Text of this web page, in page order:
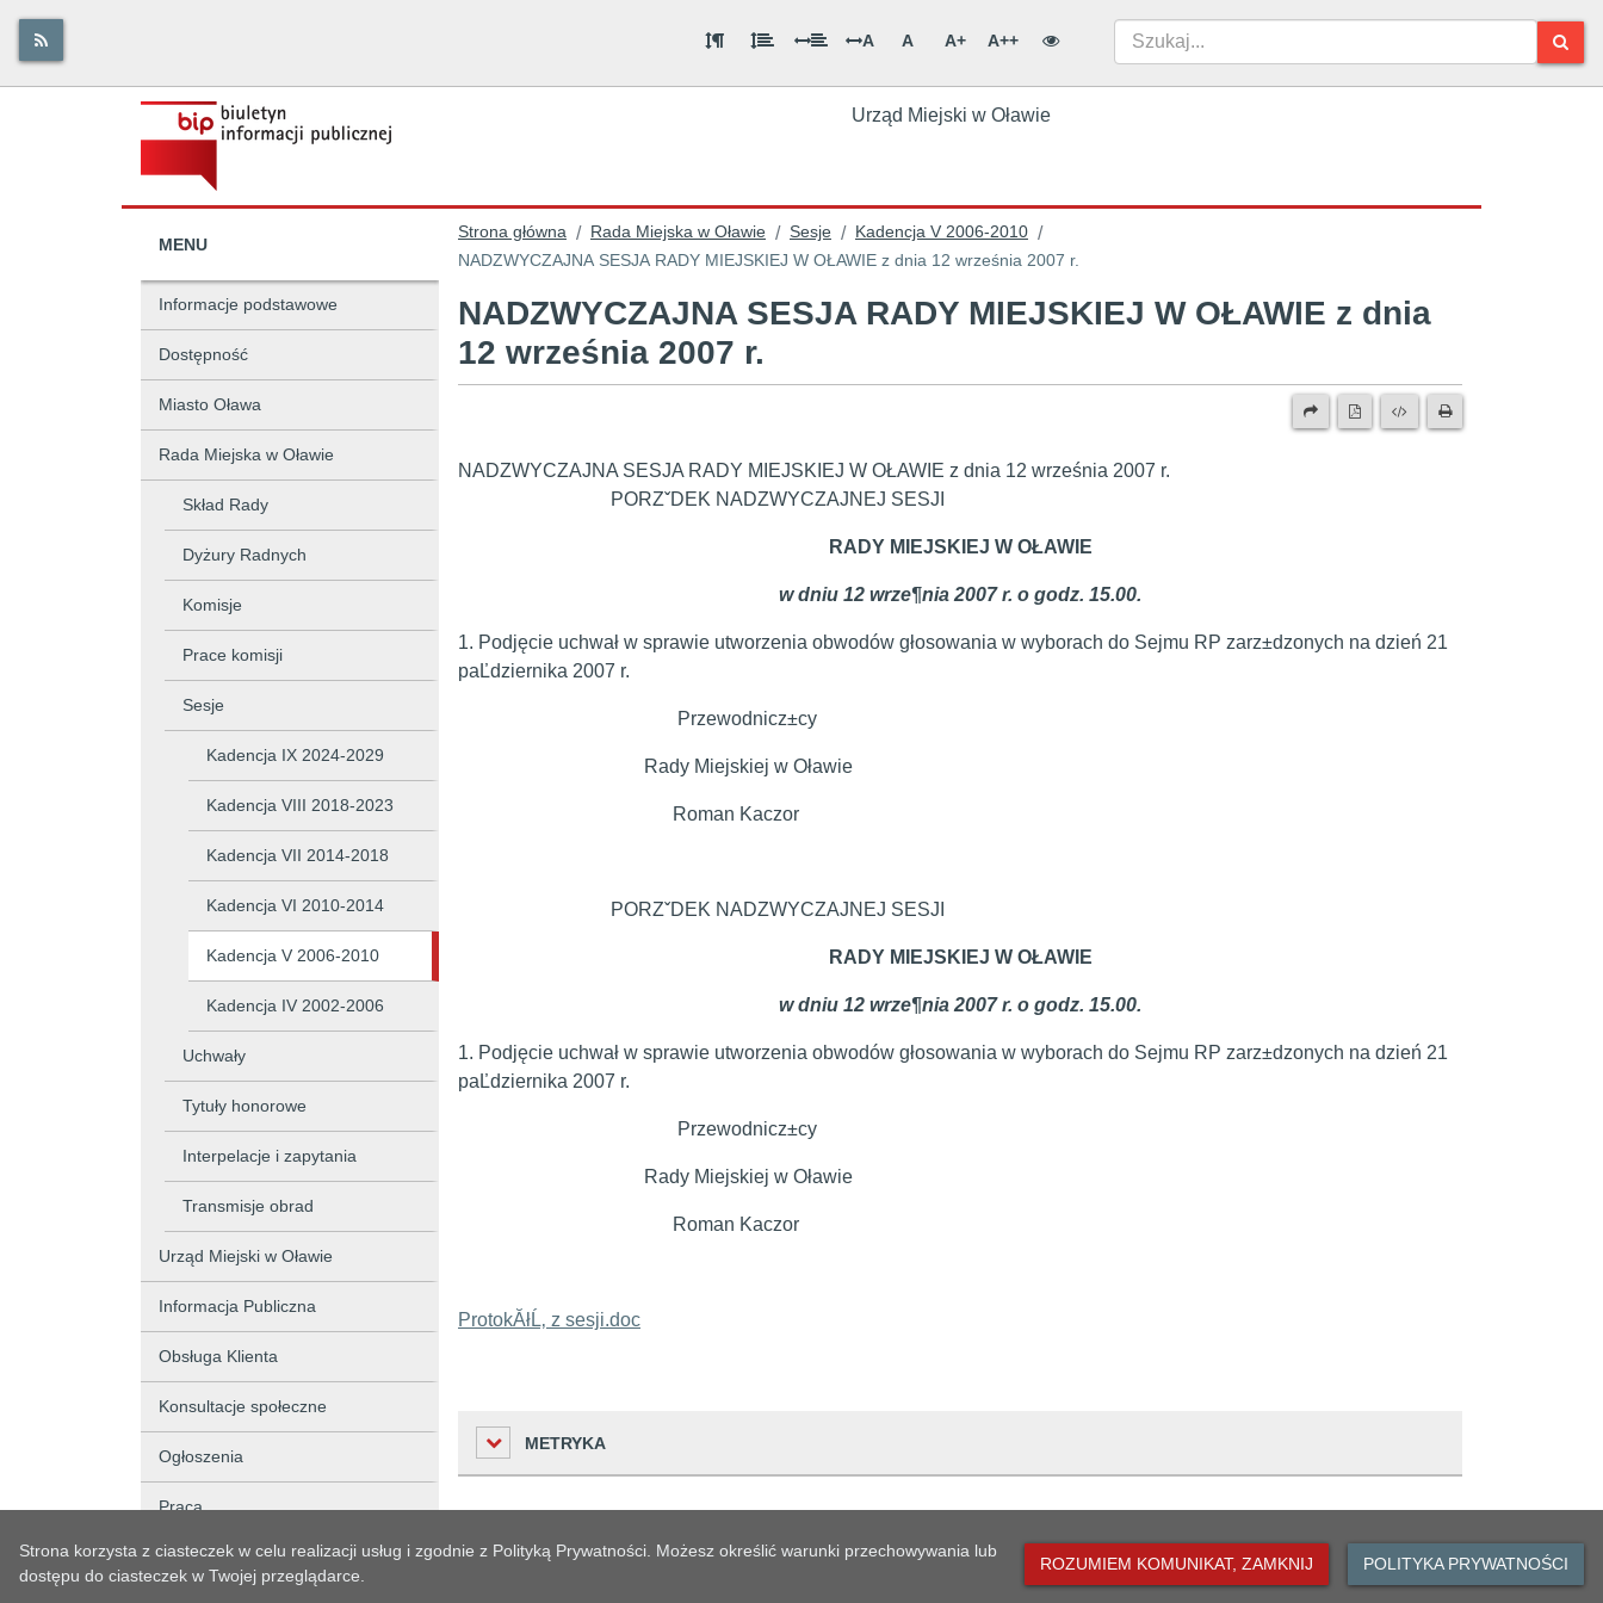
A A A+ A++
Urząd Miejski w Oławie
MENU
Informacje podstawowe
Dostępność
Miasto Oława
Rada Miejska w Oławie
Skład Rady
Dyżury Radnych
Komisje
Prace komisji
Sesje
Kadencja IX 2024-2029
Kadencja VIII 2018-2023
Kadencja VII 2014-2018
Kadencja VI 2010-2014
Kadencja V 2006-2010
Kadencja IV 2002-2006
Uchwały
Tytuły honorowe
Interpelacje i zapytania
Transmisje obrad
Urząd Miejski w Oławie
Informacja Publiczna
Obsługa Klienta
Konsultacje społeczne
Ogłoszenia
Praca
Przetargi i Konkursy
Strona główna / Rada Miejska w Oławie / Sesje / Kadencja V 2006-2010 /
NADZWYCZAJNA SESJA RADY MIEJSKIEJ W OŁAWIE z dnia 12 września 2007 r.
NADZWYCZAJNA SESJA RADY MIEJSKIEJ W OŁAWIE z dnia
12 września 2007 r.
NADZWYCZAJNA SESJA RADY MIEJSKIEJ W OŁAWIE z dnia 12 września 2007 r.
PORZˇDEK NADZWYCZAJNEJ SESJI
RADY MIEJSKIEJ W OŁAWIE
w dniu 12 wrze¶nia 2007 r. o godz. 15.00.
1. Podjęcie uchwał w sprawie utworzenia obwodów głosowania w wyborach do Sejmu RP zarz±dzonych na dzień 21
paĽdziernika 2007 r.
Przewodnicz±cy
Rady Miejskiej w Oławie
Roman Kaczor
PORZˇDEK NADZWYCZAJNEJ SESJI
RADY MIEJSKIEJ W OŁAWIE
w dniu 12 wrze¶nia 2007 r. o godz. 15.00.
1. Podjęcie uchwał w sprawie utworzenia obwodów głosowania w wyborach do Sejmu RP zarz±dzonych na dzień 21
paĽdziernika 2007 r.
Przewodnicz±cy
Rady Miejskiej w Oławie
Roman Kaczor
ProtokĂłĹ‚ z sesji.doc
METRYKA
Urząd Miejski w Oławie
Strona korzysta z ciasteczek w celu realizacji usług i zgodnie z Polityką Prywatności. Możesz określić warunki przechowywania lub
dostępu do ciasteczek w Twojej przeglądarce.
ROZUMIEM KOMUNIKAT, ZAMKNIJ POLITYKA PRYWATNOŚCI